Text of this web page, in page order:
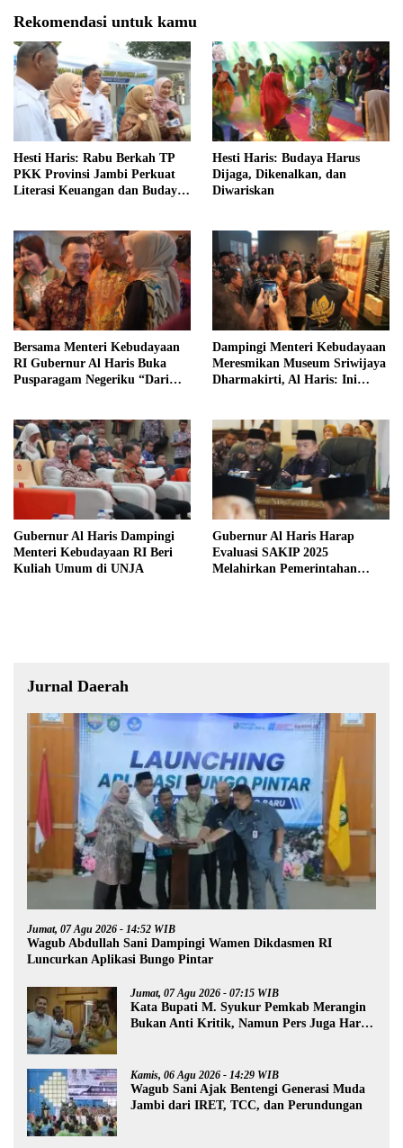
Rekomendasi untuk kamu
Hesti Haris: Rabu Berkah TP
PKK Provinsi Jambi Perkuat
Literasi Keuangan dan Budaya
Hesti Haris: Budaya Harus
Dijaga, Dikenalkan, dan
Diwariskan
Bersama Menteri Kebudayaan
RI Gubernur Al Haris Buka
Pusparagam Negeriku “Dari
Dampingi Menteri Kebudayaan
Meresmikan Museum Sriwijaya
Dharmakirti, Al Haris: Ini
Gubernur Al Haris Dampingi
Menteri Kebudayaan RI Beri
Kuliah Umum di UNJA
Gubernur Al Haris Harap
Evaluasi SAKIP 2025
Melahirkan Pemerintahan
Jurnal Daerah
Jumat, 07 Agu 2026 - 14:52 WIB
Wagub Abdullah Sani Dampingi Wamen Dikdasmen RI
Luncurkan Aplikasi Bungo Pintar
Jumat, 07 Agu 2026 - 07:15 WIB
Kata Bupati M. Syukur Pemkab Merangin
Bukan Anti Kritik, Namun Pers Juga Harus
Kamis, 06 Agu 2026 - 14:29 WIB
Wagub Sani Ajak Bentengi Generasi Muda
Jambi dari IRET, TCC, dan Perundungan